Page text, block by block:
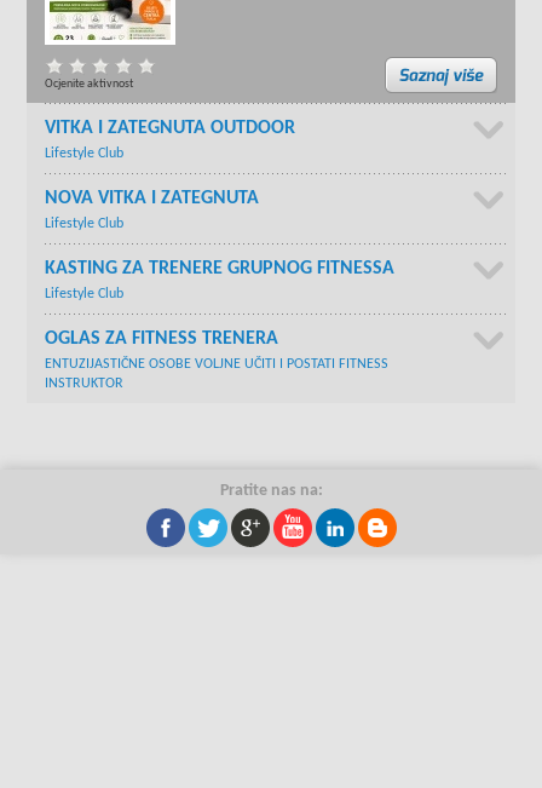
Ocjenite aktivnost
VITKA I ZATEGNUTA OUTDOOR
Lifestyle Club
NOVA VITKA I ZATEGNUTA
Lifestyle Club
KASTING ZA TRENERE GRUPNOG FITNESSA
Lifestyle Club
OGLAS ZA FITNESS TRENERA
ENTUZIJASTIČNE OSOBE VOLJNE UČITI I POSTATI FITNESS
INSTRUKTOR
Pratite nas na: